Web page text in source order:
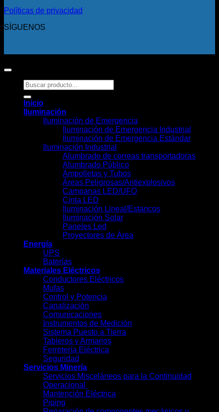
Políticas de privacidad
SÍGUENOS
Buscar
por:
Inicio
Iluminación
Iluminación de Emergencia
Iluminación de Emergencia Industrial
Iluminación de Emergencia Estándar
Iluminación Industrial
Alumbrado de correas transportadoras
Alumbrado Público
Ampolletas y Tubos
Áreas Peligrosas/Antiexplosivos
Campanas LED/UFO
Cinta LED
Iluminación Lineal/Estancos
Iluminación Solar
Paneles Led
Proyectores de Área
Energía
UPS
Baterías
Materiales Eléctricos
Conductores Eléctricos
Mufas
Control y Potencia
Canalización
Comunicaciones
Instrumentos de Medición
Sistema Puesto a Tierra
Tableros y Armarios
Ferretería Eléctrica
Seguridad
Servicios Minería
Servicios Misceláneos para la Continuidad
Operacional
Mantención Eléctrica
Piping